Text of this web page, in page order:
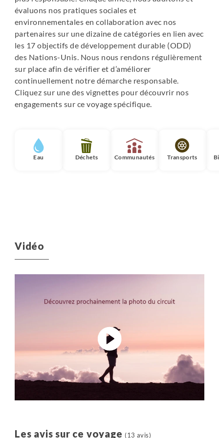
complémentaires, comme le spa, l’accès internet par wifi,
le téléphone, le parking, etc. La liste varie d’un hôtel à
l’autre.
Ce ne sont pas des taxes de séjour. Les taxes sont
ajoutées en sus du prix de la chambre et du resort fee.
Leur montant est variable et se situe en moyenne à 40 €
par jour et par chambre mais peuvent parfois atteindre le
100€. Le prix du resort fee est toujours par chambre et
non par personne.
évaluons nos pratiques sociales et
environnementales en collaboration avec nos
partenaires sur une dizaine de catégories en lien avec
les 17 objectifs de développement durable (ODD)
des Nations-Unis. Nous nous rendons régulièrement
sur place afin de vérifier et d’améliorer
continuellement notre démarche responsable.
Cliquez sur une des vignettes pour découvrir nos
engagements sur ce voyage spécifique.
Eau Déchets Communautés Transports
Vidéo
Les avis sur ce voyage (13 avis)